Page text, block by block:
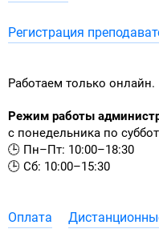
Регистрация
Работаем только онлайн.
Режим работы
с понедельника по
🕒 Пн–Пт: 10:00–18:30
🕒 Сб: 10:00–15:30
Оплата